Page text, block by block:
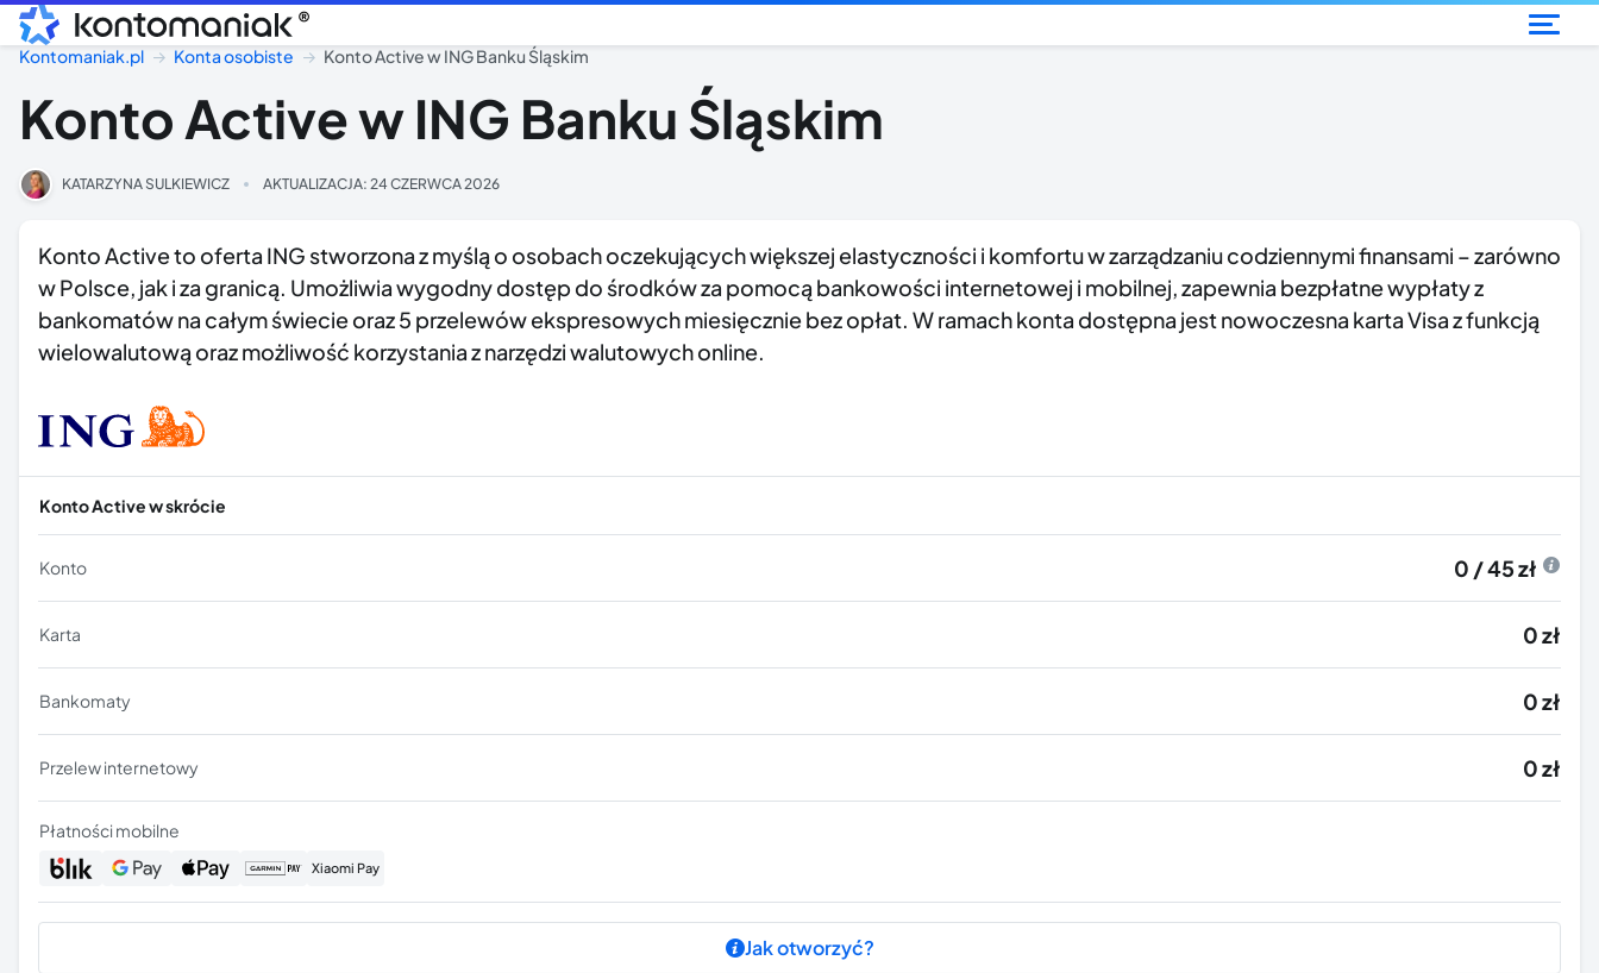
®
Kontomaniak.pl Konta osobiste Konto Active w ING Banku Śląskim
Konto Active w ING Banku Śląskim
KATARZYNA SULKIEWICZ AKTUALIZACJA: 24 CZERWCA 2026
Konto Active to oferta ING stworzona z myślą o osobach oczekujących większej elastyczności i komfortu w zarządzaniu codziennymi finansami – zarówno
w Polsce, jak i za granicą. Umożliwia wygodny dostęp do środków za pomocą bankowości internetowej i mobilnej, zapewnia bezpłatne wypłaty z
bankomatów na całym świecie oraz 5 przelewów ekspresowych miesięcznie bez opłat. W ramach konta dostępna jest nowoczesna karta Visa z funkcją
wielowalutową oraz możliwość korzystania z narzędzi walutowych online.
Konto Active w skrócie
Konto 0 / 45 zł
Karta 0 zł
Bankomaty 0 zł
Przelew internetowy 0 zł
Płatności mobilne
Xiaomi Pay
Jak otworzyć?